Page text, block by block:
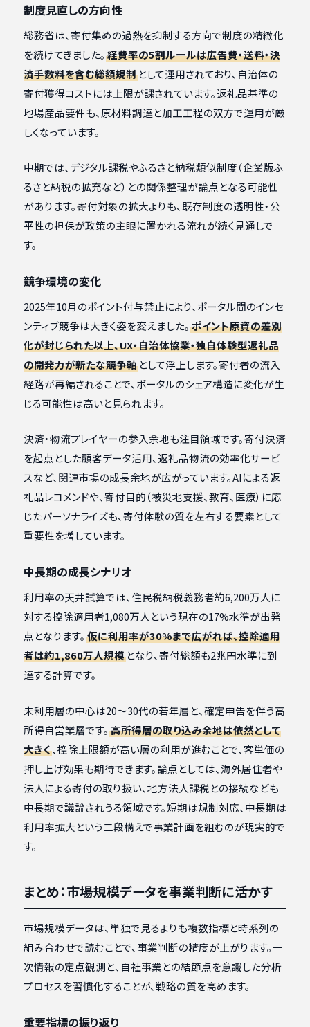
制度見直しの方向性
総務省は、寄付集めの過熱を抑制する方向で制度の精緻化
を続けてきました。 経費率の5割ルールは広告費・送料・決
済手数料を含む総額規制として運用されており、自治体の
寄付獲得コストには上限が課されています。返礼品基準の
地場産品要件も、原材料調達と加工工程の双方で運用が厳
しくなっています。
中期では、デジタル課税やふるさと納税類似制度（企業版ふ
るさと納税の拡充など）との関係整理が論点となる可能性
があります。寄付対象の拡大よりも、既存制度の透明性・公
平性の担保が政策の主眼に置かれる流れが続く見通しで
す。
競争環境の変化
2025年10月のポイント付与禁止により、ポータル間のインセ
ンティブ競争は大きく姿を変えました。 ポイント原資の差別
化が封じられた以上、UX・自治体協業・独自体験型返礼品
の開発力が新たな競争軸として浮上します。寄付者の流入
経路が再編されることで、ポータルのシェア構造に変化が生
じる可能性は高いと見られます。
決済・物流プレイヤーの参入余地も注目領域です。寄付決済
を起点とした顧客データ活用、返礼品物流の効率化サービ
スなど、関連市場の成長余地が広がっています。AIによる返
礼品レコメンドや、寄付目的（被災地支援、教育、医療）に応
じたパーソナライズも、寄付体験の質を左右する要素として
重要性を増しています。
中長期の成長シナリオ
利用率の天井試算では、住民税納税義務者約6,200万人に
対する控除適用者1,080万人という現在の17%水準が出発
点となります。 仮に利用率が30%まで広がれば、控除適用
者は約1,860万人規模となり、寄付総額も2兆円水準に到
達する計算です。
未利用層の中心は20〜30代の若年層と、確定申告を伴う高
所得自営業層です。 高所得層の取り込み余地は依然として
大きく、控除上限額が高い層の利用が進むことで、客単価の
押し上げ効果も期待できます。論点としては、海外居住者や
法人による寄付の取り扱い、地方法人課税との接続なども
中長期で議論されうる領域です。短期は規制対応、中長期は
利用率拡大という二段構えで事業計画を組むのが現実的で
す。
まとめ：市場規模データを事業判断に活かす
市場規模データは、単独で見るよりも複数指標と時系列の
組み合わせで読むことで、事業判断の精度が上がります。一
次情報の定点観測と、自社事業との結節点を意識した分析
プロセスを習慣化することが、戦略の質を高めます。
重要指標の振り返り